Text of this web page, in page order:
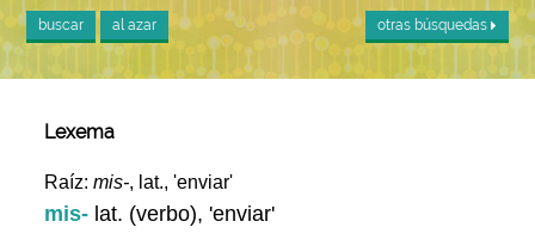
buscar al azar otras búsquedas
Lexema
Raíz:mis-, lat., 'enviar'
mis- lat. (verbo), 'enviar'